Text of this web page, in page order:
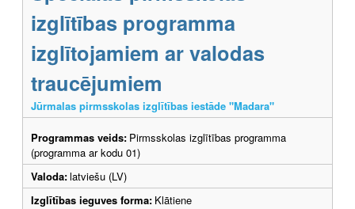
izglītības programma
izglītojamiem ar valodas
traucējumiem
Jūrmalas pirmsskolas izglītības iestāde "Madara"
Programmas veids: Pirmsskolas izglītības programma
(programma ar kodu 01)
Valoda:latviešu (LV)
Izglītības ieguves forma: Klātiene